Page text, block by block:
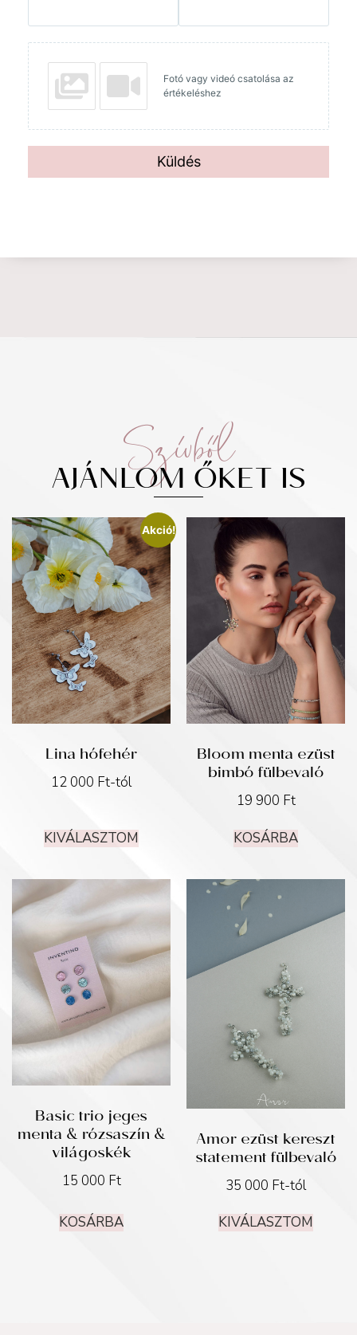
Fotó vagy videó csatolása az
értékeléshez
Küldés
Szívből
AJÁNLOM ŐKET IS
Akció!
Lina hófehér
12 000 Ft-tól
KIVÁLASZTOM
Bloom menta ezüst
bimbó fülbevaló
19 900 Ft
KOSÁRBA
Basic trio jeges
menta & rózsaszín &
világoskék
15 000 Ft
KOSÁRBA
Amor ezüst kereszt
statement fülbevaló
35 000 Ft-tól
KIVÁLASZTOM